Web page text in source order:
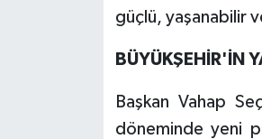
güçlü, yaşanabilir
BÜYÜKŞEHİR'İN
Başkan Vahap
döneminde yeni